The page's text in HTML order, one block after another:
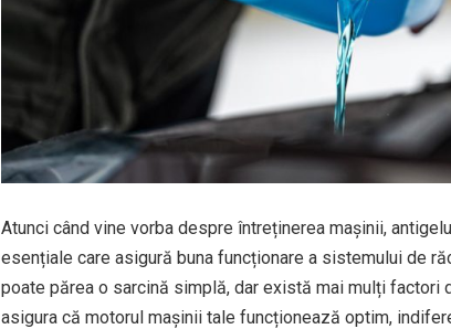
Atunci când vine vorba despre întreținerea mașinii,
esențiale care asigură buna funcționare a sistemului de
poate părea o sarcină simplă, dar există mai mulți factori
asigura că motorul mașinii tale funcționează optim,